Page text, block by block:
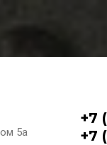
5а
+7
+7